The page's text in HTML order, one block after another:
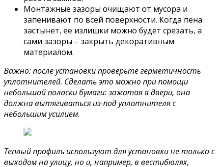
Монтажные зазоры очищают от мусора и
запенивают по всей поверхности. Когда пена
застынет, ее излишки можно будет срезать, а
сами зазоры – закрыть декоративным
материалом.
Важно: после установки проверьте герметичность
уплотнителей. Сделать это можно при помощи
небольшой полоски бумаги: зажатая в двери, она
должна вытягиваться из-под уплотнителя с
небольшим усилием.
Теплый профиль используют для установки не только с
выходом на улицу, но и, например, в вестибюлях,